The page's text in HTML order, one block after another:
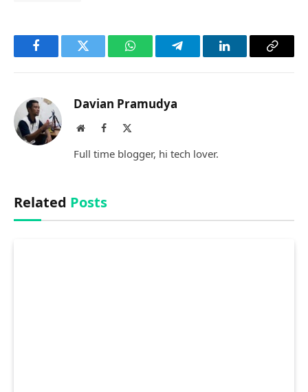
FacebookTwitter WhatsAppTelegramLinkedInCopy
Davian Pramudya
WebsiteFacebook
Full time blogger, hi tech lover.
Related Posts